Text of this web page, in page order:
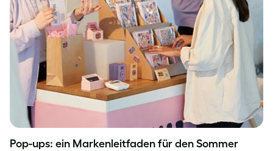
Pop-ups: ein Markenleitfaden für den Sommer